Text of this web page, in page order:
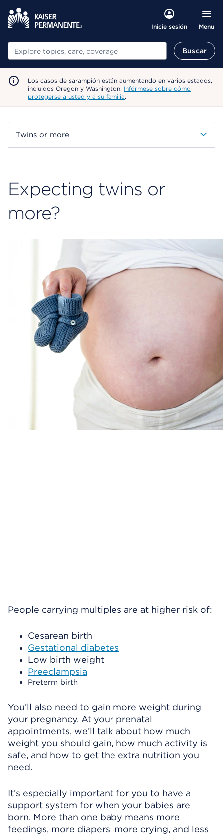
Inicie sesión Menu
Buscar Buscar
Los casos de sarampión están aumentando en varios estados,
incluidos Oregon y Washington. Infórmese sobre cómo
protegerse a usted y a su familia.
Twins or more
Expecting twins or
more?
People carrying multiples are at higher risk of:
Cesarean birth
Gestational diabetes
Low birth weight
Preeclampsia
Preterm birth
You’ll also need to gain more weight during
your pregnancy. At your prenatal
appointments, we’ll talk about how much
weight you should gain, how much activity is
safe, and how to get the extra nutrition you
need.
It’s especially important for you to have a
support system for when your babies are
born. More than one baby means more
feedings, more diapers, more crying, and less